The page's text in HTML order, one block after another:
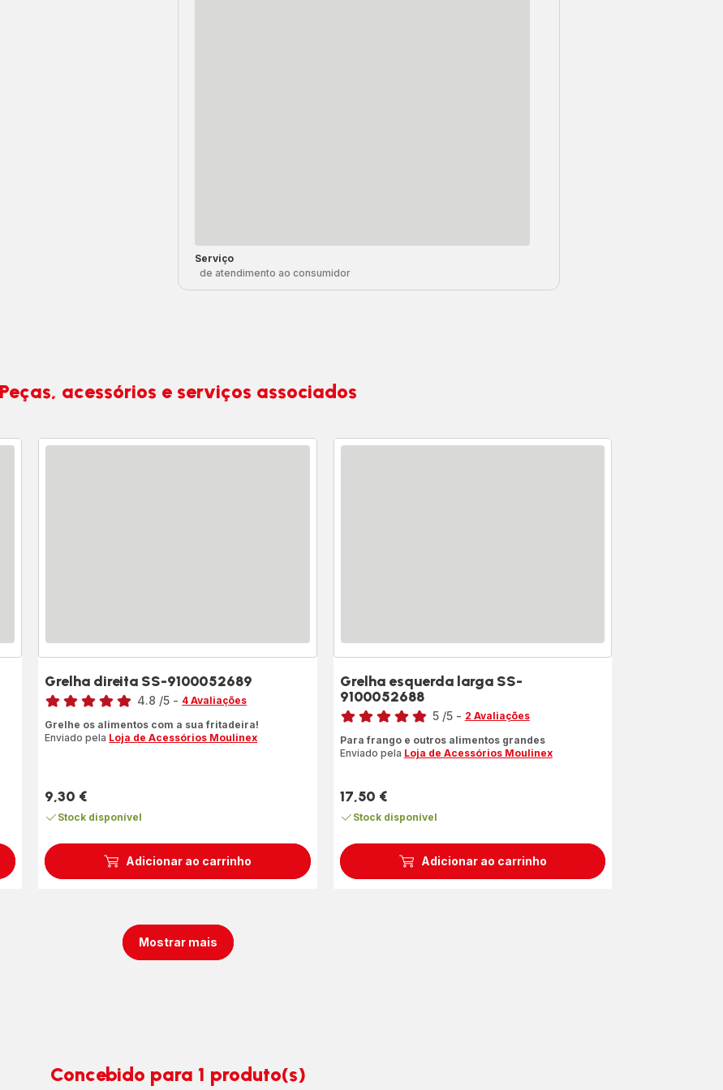
Serviço
de atendimento ao consumidor
Peças, acessórios e serviços associados
Adicionar ao carrinho
Grelha direita SS-9100052689
Classificação
4.8 /5 - 4 Avaliações
Grelhe os alimentos com a sua fritadeira!
Enviado pela Loja de Acessórios Moulinex
Preço
9,30 €
Stock disponível
Adicionar ao carrinho
Grelha esquerda larga SS-
9100052688
Classificação
de
(média)
5 /5 - 2 Avaliações
Para frango e outros alimentos grandes
Enviado pela Loja de Acessórios Moulinex
Preço
17,50 €
Stock disponível
Mostrar mais
Concebido para 1 produto(s)